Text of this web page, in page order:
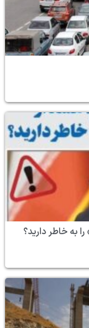
را به خاطر دارید؟